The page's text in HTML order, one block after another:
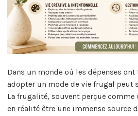
Dans un monde où les dépenses
adopter un mode de vie frugal peut
La frugalité, souvent perçue
en réalité être une immense source